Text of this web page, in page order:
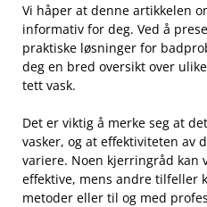
Vi håper at‍ denne artikkelen
informativ‍ for deg. Ved å
praktiske⁣ løsninger for
deg⁢ en ⁤bred oversikt over
tett vask. ⁤
Det er viktig⁢ å merke seg at
⁢vasker, og at effektiviteten av
variere. Noen‍ kjerringråd ⁢kan
effektive, mens andre tilfeller
metoder eller til og med‌